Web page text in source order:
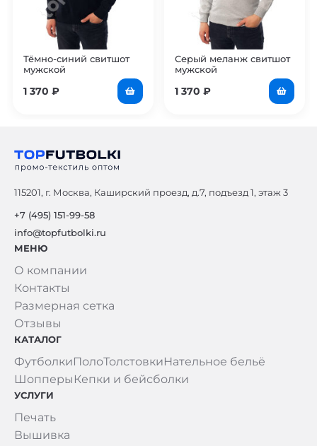
Тёмно-синий свитшот
мужской
1 370 ₽
Серый меланж свитшот
мужской
1 370 ₽
115201, г. Москва, Каширский проезд, д.7, подъезд 1, этаж 3
+7 (495) 151-99-58
info@topfutbolki.ru
МЕНЮ
О компании
Контакты
Размерная сетка
Отзывы
КАТАЛОГ
ФутболкиПолоТолстовкиНательное бельё
Шопперы Кепки и бейсболки
УСЛУГИ
Печать
Вышивка